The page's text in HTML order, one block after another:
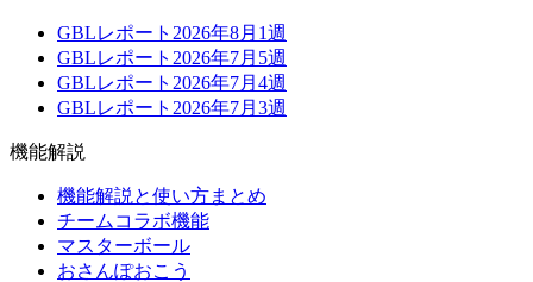
GBLレポート2026年8月1週
GBLレポート2026年7月5週
GBLレポート2026年7月4週
GBLレポート2026年7月3週
機能解説
機能解説と使い方まとめ
チームコラボ機能
マスターボール
おさんぽおこう